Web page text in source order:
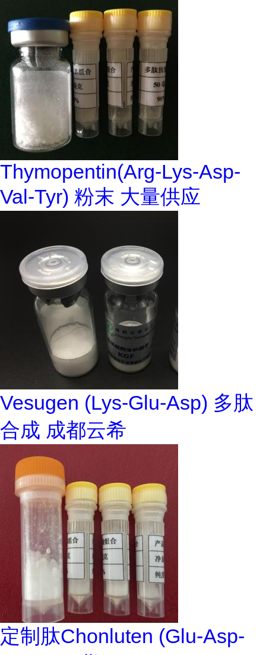
Thymopentin(Arg-Lys-Asp-
Val-Tyr) 粉末 大量供应
Vesugen (Lys-Glu-Asp) 多肽
合成 成都云希
定制肽Chonluten (Glu-Asp-